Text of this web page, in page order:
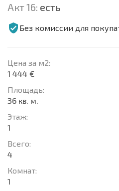
Акт 16: есть
Без комиссии для
Цена за м2:
1 444 €
Площадь:
36 кв. м.
Этаж:
1
Всего:
4
Комнат:
1